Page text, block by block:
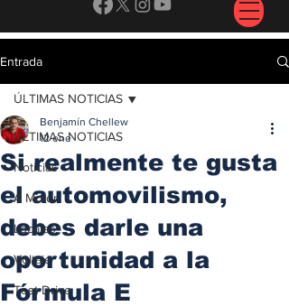
Entrada
ÚLTIMAS NOTICIAS
Noticias
A Motor
Locales
Voltaje
Test Drive
ÚLTIMAS NOTICIAS
Si realmente te gusta
el automovilismo,
debes darle una
oportunidad a la
Fórmula E
Benjamín Chellew
12 ene